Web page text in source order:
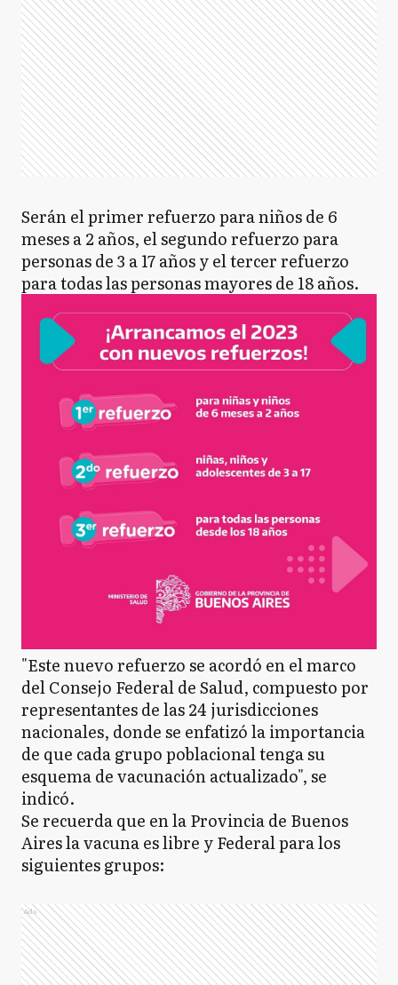
Serán el primer refuerzo para niños de 6
meses a 2 años, el segundo refuerzo para
personas de 3 a 17 años y el tercer refuerzo
para todas las personas mayores de 18 años.
"Este nuevo refuerzo se acordó en el marco
del Consejo Federal de Salud, compuesto por
representantes de las 24 jurisdicciones
nacionales, donde se enfatizó la importancia
de que cada grupo poblacional tenga su
esquema de vacunación actualizado", se
indicó.
Se recuerda que en la Provincia de Buenos
Aires la vacuna es libre y Federal para los
siguientes grupos:
Ads